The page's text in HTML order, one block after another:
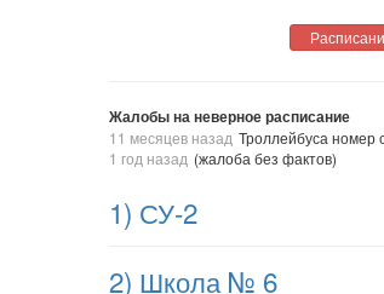
Жалобы на неверное расписание
11 месяцев назад Троллейбуса номер
1 год назад (жалоба без фактов)
1) СУ-2
2) Школа № 6